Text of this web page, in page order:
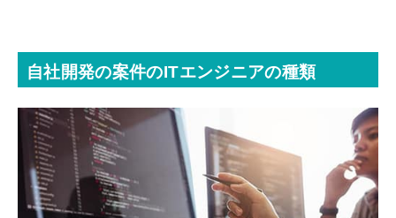
自社開発の案件のITエンジニアの種類